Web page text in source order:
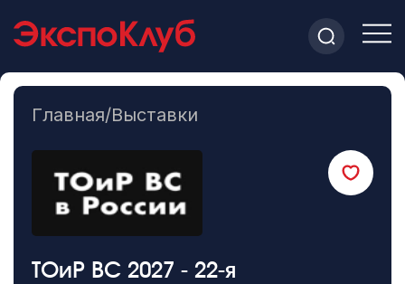
Главная/Выставки
ТОиР ВС 2027 - 22-я